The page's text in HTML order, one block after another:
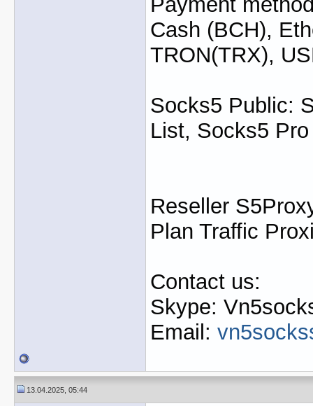
Cash (BCH),
TRON(TRX),
Socks5 Public:
List, Socks5 Pro
Reseller
Plan Traffic
Contact us:
Skype:
Email:
13.04.2025, 05:44